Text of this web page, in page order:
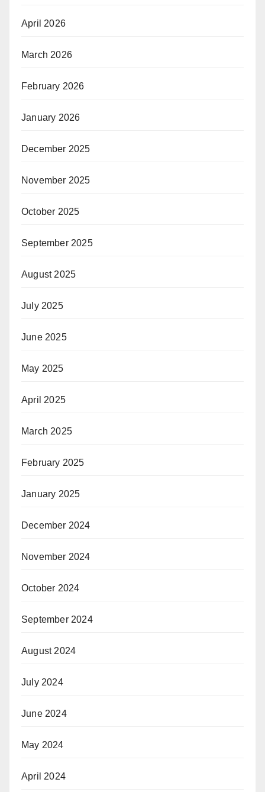
April 2026
March 2026
February 2026
January 2026
December 2025
November 2025
October 2025
September 2025
August 2025
July 2025
June 2025
May 2025
April 2025
March 2025
February 2025
January 2025
December 2024
November 2024
October 2024
September 2024
August 2024
July 2024
June 2024
May 2024
April 2024